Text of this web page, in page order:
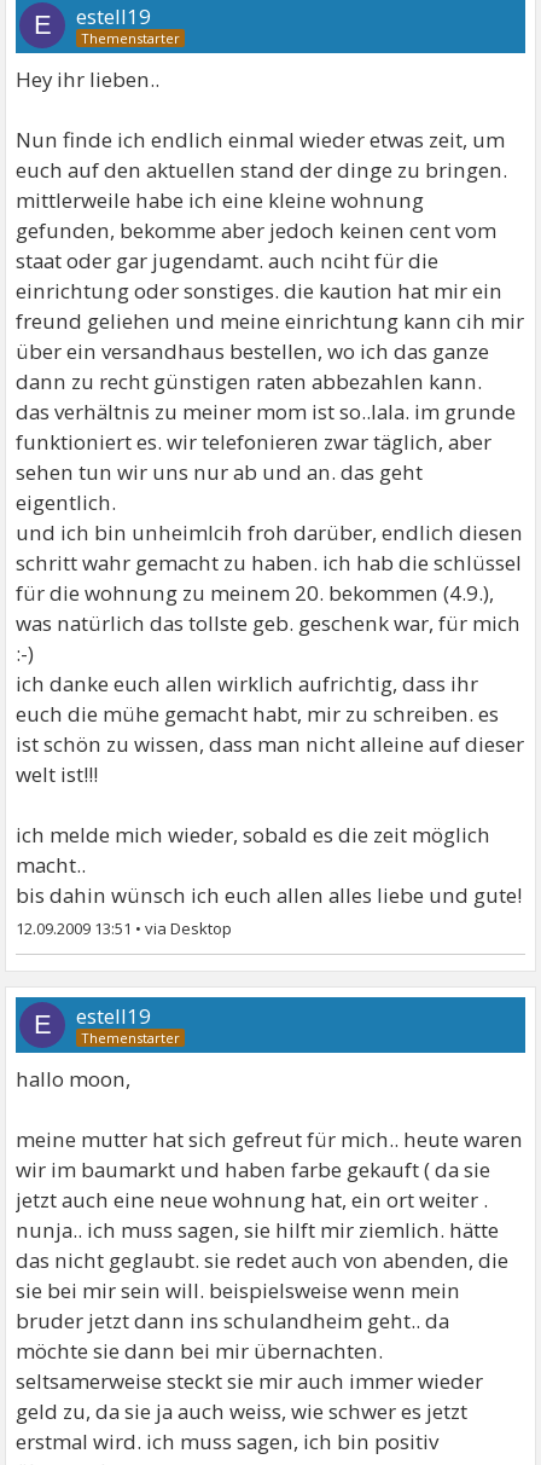
E estell19
Hey ihr lieben..
Nun finde ich endlich einmal wieder etwas zeit, um
euch auf den aktuellen stand der dinge zu bringen.
mittlerweile habe ich eine kleine wohnung
gefunden, bekomme aber jedoch keinen cent vom
staat oder gar jugendamt. auch nciht für die
einrichtung oder sonstiges. die kaution hat mir ein
freund geliehen und meine einrichtung kann cih mir
über ein versandhaus bestellen, wo ich das ganze
dann zu recht günstigen raten abbezahlen kann.
das verhältnis zu meiner mom ist so..lala. im grunde
funktioniert es. wir telefonieren zwar täglich, aber
sehen tun wir uns nur ab und an. das geht
eigentlich.
und ich bin unheimlcih froh darüber, endlich diesen
schritt wahr gemacht zu haben. ich hab die schlüssel
für die wohnung zu meinem 20. bekommen (4.9.),
was natürlich das tollste geb. geschenk war, für mich
:-)
ich danke euch allen wirklich aufrichtig, dass ihr
euch die mühe gemacht habt, mir zu schreiben. es
ist schön zu wissen, dass man nicht alleine auf dieser
welt ist!!!
ich melde mich wieder, sobald es die zeit möglich
macht..
bis dahin wünsch ich euch allen alles liebe und gute!
12.09.2009 13:51 •
E estell19
hallo moon,
meine mutter hat sich gefreut für mich.. heute waren
wir im baumarkt und haben farbe gekauft ( da sie
jetzt auch eine neue wohnung hat, ein ort weiter .
nunja.. ich muss sagen, sie hilft mir ziemlich. hätte
das nicht geglaubt. sie redet auch von abenden, die
sie bei mir sein will. beispielsweise wenn mein
bruder jetzt dann ins schulandheim geht.. da
möchte sie dann bei mir übernachten.
seltsamerweise steckt sie mir auch immer wieder
geld zu, da sie ja auch weiss, wie schwer es jetzt
erstmal wird. ich muss sagen, ich bin positiv